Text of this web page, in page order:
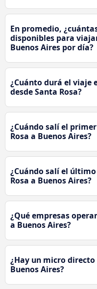
En promedio,
disponibles para
Buenos Aires por día?
¿Cuánto durá el viaje
desde Santa Rosa?
¿Cuándo salí el
Rosa a Buenos Aires?
¿Cuándo salí el
Rosa a Buenos Aires?
¿Qué empresas
a Buenos Aires?
¿Hay un micro
Buenos Aires?